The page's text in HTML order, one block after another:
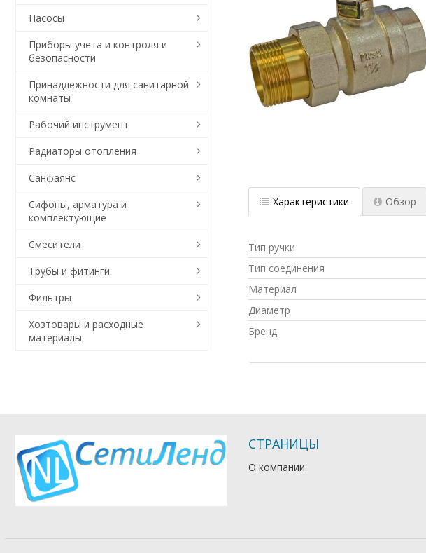
Характеристики Обзор
Тип ручки
Тип соединения
Материал
Диаметр
Бренд
Насосы
Приборы учета и контроля и
безопасности
Принадлежности для санитарной
комнаты
Рабочий инструмент
Радиаторы отопления
Санфаянс
Сифоны, арматура и
комплектующие
Смесители
Трубы и фитинги
Фильтры
Хозтовары и расходные
материалы
СТРАНИЦЫ
О компании